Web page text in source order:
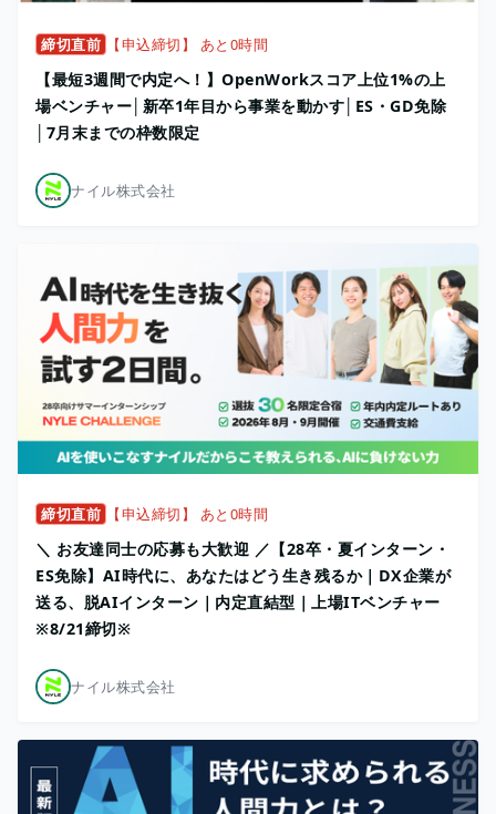
締切直前 【申込締切】 あと0時間
【最短3週間で内定へ！】OpenWorkスコア上位1%の上
場ベンチャー│新卒1年目から事業を動かす│ES・GD免除
│7月末までの枠数限定
ナイル株式会社
締切直前 【申込締切】 あと0時間
＼ お友達同士の応募も大歓迎 ／【28卒・夏インターン・
ES免除】AI時代に、あなたはどう生き残るか｜DX企業が
送る、脱AIインターン｜内定直結型｜上場ITベンチャー
※8/21締切※
ナイル株式会社